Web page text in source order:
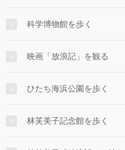
科学博物館を歩く
映画「放浪記」を観る
ひたち海浜公園を歩く
林芙美子記念館を歩く